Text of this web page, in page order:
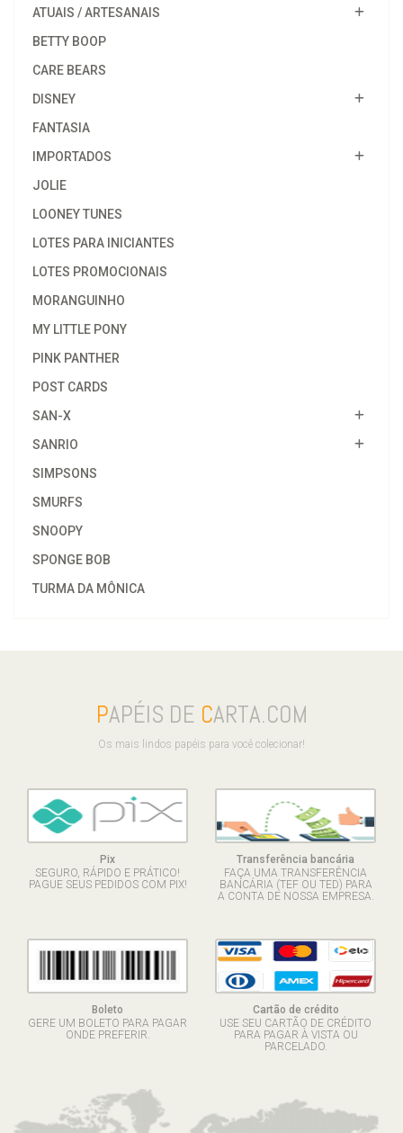
ATUAIS / ARTESANAIS
BETTY BOOP
CARE BEARS
DISNEY
FANTASIA
IMPORTADOS
JOLIE
LOONEY TUNES
LOTES PARA INICIANTES
LOTES PROMOCIONAIS
MORANGUINHO
MY LITTLE PONY
PINK PANTHER
POST CARDS
SAN-X
SANRIO
SIMPSONS
SMURFS
SNOOPY
SPONGE BOB
TURMA DA MÔNICA
PAPÉIS DE CARTA.COM
Os mais lindos papéis para você colecionar!
Pix
SEGURO, RÁPIDO E PRÁTICO!
PAGUE SEUS PEDIDOS COM PIX!
Transferência bancária
FAÇA UMA TRANSFERÊNCIA
BANCÁRIA (TEF OU TED) PARA
A CONTA DE NOSSA EMPRESA.
Boleto
GERE UM BOLETO PARA PAGAR
ONDE PREFERIR.
Cartão de crédito
USE SEU CARTÃO DE CRÉDITO
PARA PAGAR À VISTA OU
PARCELADO.